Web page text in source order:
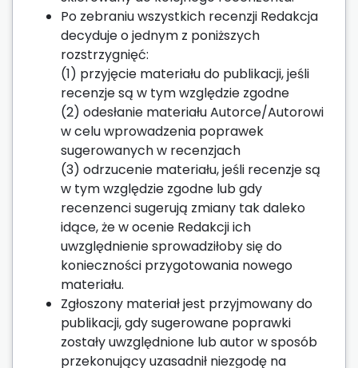
Po zebraniu wszystkich recenzji Redakcja
decyduje o jednym z poniższych
rozstrzygnięć:
(1) przyjęcie materiału do publikacji, jeśli
recenzje są w tym względzie zgodne
(2) odesłanie materiału Autorce/Autorowi
w celu wprowadzenia poprawek
sugerowanych w recenzjach
(3) odrzucenie materiału, jeśli recenzje są
w tym względzie zgodne lub gdy
recenzenci sugerują zmiany tak daleko
idące, że w ocenie Redakcji ich
uwzględnienie sprowadziłoby się do
konieczności przygotowania nowego
materiału.
Zgłoszony materiał jest przyjmowany do
publikacji, gdy sugerowane poprawki
zostały uwzględnione lub autor w sposób
przekonujący uzasadnił niezgodę na